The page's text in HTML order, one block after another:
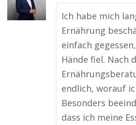
Ich habe mich
Ernährung
einfach
Hände fiel. Nach
endlich, worauf
Besonders
dass ich meine